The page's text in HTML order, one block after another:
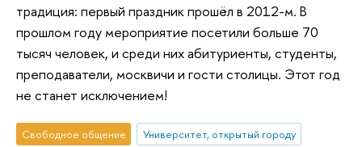
традиция: первый праздник прошёл в 2012-м. В
прошлом году мероприятие посетили больше 70
тысяч человек, и среди них абитуриенты, студенты,
преподаватели, москвичи и гости столицы. Этот год
не станет исключением!
Свободное общение
Университет, открытый городу